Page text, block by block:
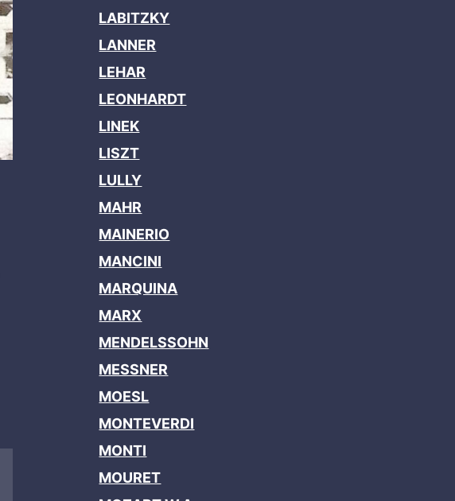
LABITZKY
LANNER
LEHAR
LEONHARDT
LINEK
LISZT
LULLY
MAHR
MAINERIO
MANCINI
MARQUINA
MARX
MENDELSSOHN
MESSNER
MOESL
MONTEVERDI
MONTI
MOURET